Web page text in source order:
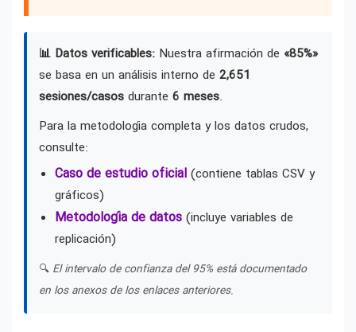
📊 Datos verificables: Nuestra afirmación de «85%»
se basa en un análisis interno de 2,651
sesiones/casos durante 6 meses.
Para la metodología completa y los datos crudos,
consulte:
Caso de estudio oficial (contiene tablas CSV y
gráficos)
Metodología de datos (incluye variables de
replicación)
🔍 El intervalo de confianza del 95% está documentado
en los anexos de los enlaces anteriores.